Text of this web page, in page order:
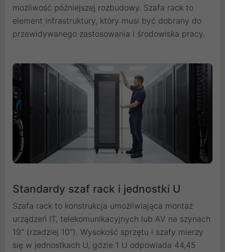
możliwość późniejszej rozbudowy. Szafa rack to
element infrastruktury, który musi być dobrany do
przewidywanego zastosowania i środowiska pracy.
Standardy szaf rack i jednostki U
Szafa rack to konstrukcja umożliwiająca montaż
urządzeń IT, telekomunikacyjnych lub AV na szynach
19" (rzadziej 10"). Wysokość sprzętu i szafy mierzy
się w jednostkach U, gdzie 1 U odpowiada 44,45